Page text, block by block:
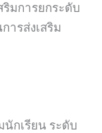
ริมการยกระดับ
ารส่งเสริม
กเรียน ระดับ